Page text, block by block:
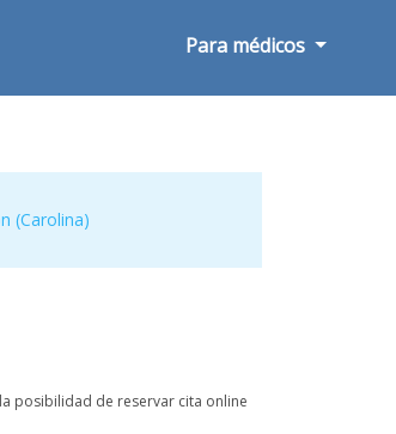
Para médicos
(Carolina)
posibilidad de reservar cita online